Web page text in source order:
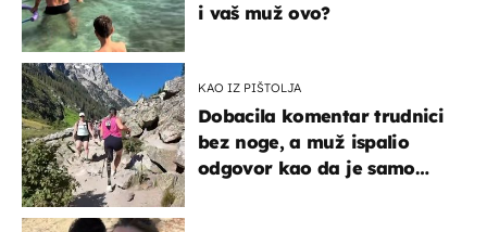
i vaš muž ovo?
KAO IZ PIŠTOLJA
Dobacila komentar trudnici
bez noge, a muž ispalio
odgovor kao da je samo